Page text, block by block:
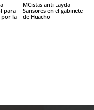
para
por la
MCistas anti Layda
Sansores en el gabinete
de Huacho